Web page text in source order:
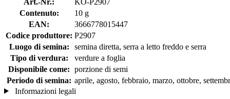
Contenuto:
10 g
EAN:
3666778015447
Codice produttore: P2907
Luogo di semina:
semina diretta, serra a letto freddo e serra
Tipo di verdura:
verdure a foglia
Disponibile come: porzione di semi
Periodo di semina: aprile, agosto, febbraio, marzo, ottobre,
Informazioni legali